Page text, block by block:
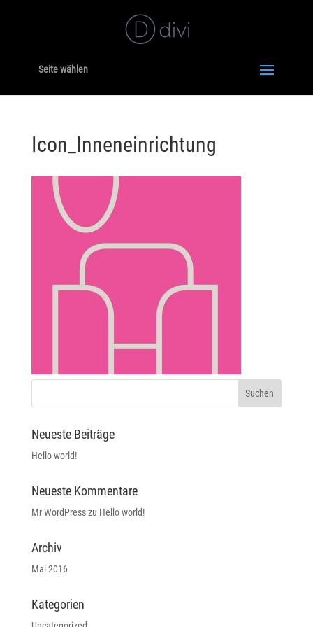
Seite wählen
Icon_Inneneinrichtung
Neueste Beiträge
Hello world!
Neueste Kommentare
Mr WordPresszu Hello world!
Archiv
Mai 2016
Kategorien